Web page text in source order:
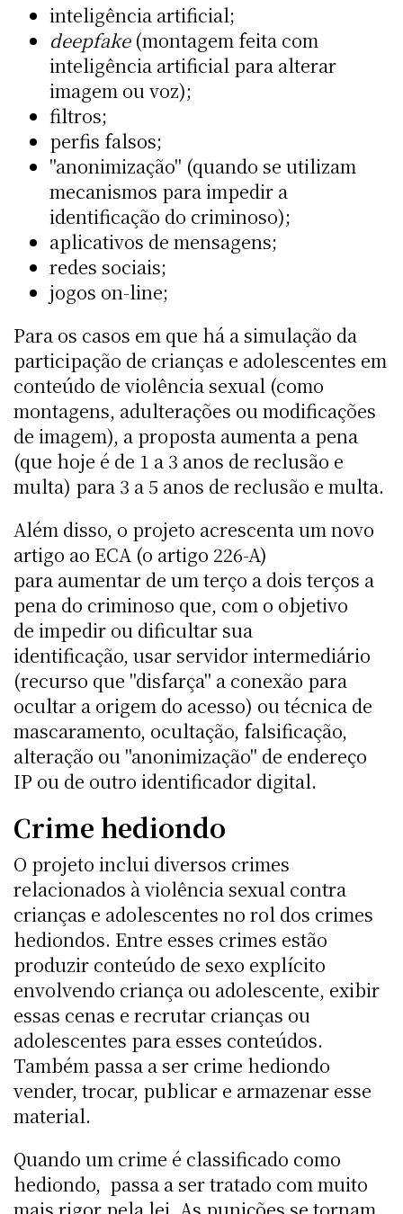
inteligência artificial;
deepfake (montagem feita com
inteligência artificial para alterar
imagem ou voz);
filtros;
perfis falsos;
"anonimização" (quando se utilizam
mecanismos para impedir a
identificação do criminoso);
aplicativos de mensagens;
redes sociais;
jogos on-line;
Para os casos em que há a simulação da
participação de crianças e adolescentes em
conteúdo de violência sexual (como
montagens, adulterações ou modificações
de imagem), a proposta aumenta a pena
(que hoje é de 1 a 3 anos de reclusão e
multa) para 3 a 5 anos de reclusão e multa.
Além disso, o projeto acrescenta um novo
artigo ao ECA (o artigo 226-A)
para aumentar de um terço a dois terços a
pena do criminoso que, com o objetivo
de impedir ou dificultar sua
identificação, usar servidor intermediário
(recurso que "disfarça" a conexão para
ocultar a origem do acesso) ou técnica de
mascaramento, ocultação, falsificação,
alteração ou "anonimização" de endereço
IP ou de outro identificador digital.
Crime hediondo
O projeto inclui diversos crimes
relacionados à violência sexual contra
crianças e adolescentes no rol dos crimes
hediondos. Entre esses crimes estão
produzir conteúdo de sexo explícito
envolvendo criança ou adolescente, exibir
essas cenas e recrutar crianças ou
adolescentes para esses conteúdos.
Também passa a ser crime hediondo
vender, trocar, publicar e armazenar esse
material.
Quando um crime é classificado como
hediondo, passa a ser tratado com muito
mais rigor pela lei. As punições se tornam